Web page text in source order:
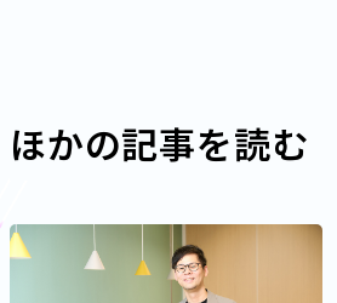
ほかの記事を読む